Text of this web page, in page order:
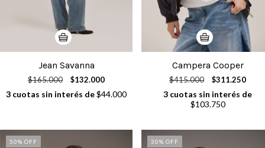
Jean Savanna
$165.000 $132.000
3 cuotas sin interés de$44.000
Campera Cooper
$415.000 $311.250
3 cuotas sin interés de
$103.750
50% OFF 30% OFF